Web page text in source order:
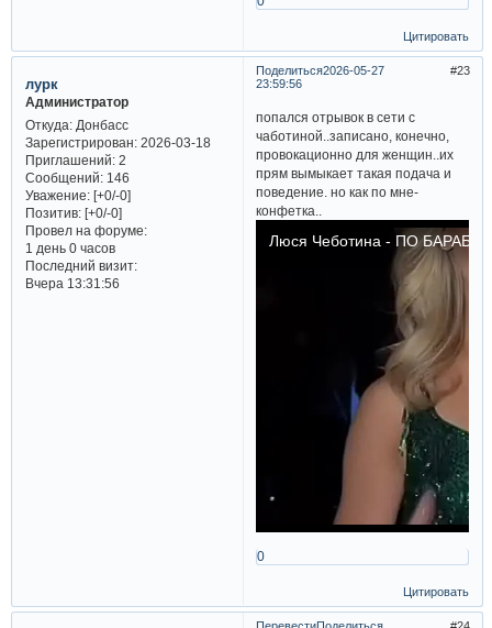
Цитировать
Поделиться 23
2026-05-27
23:59:56
лурк
Администратор
Откуда:Донбасс
Зарегистрирован: 2026-03-18
Приглашений:2
Сообщений:146
Уважение: [+0/-0]
Позитив: [+0/-0]
Провел на форуме:
1 день 0 часов
Последний визит:
Вчера 13:31:56
попался отрывок в сети с
чаботиной..записано, конечно,
провокационно для женщин..их
прям вымыкает такая подача и
поведение. но как по мне-
конфетка..
0
Цитировать